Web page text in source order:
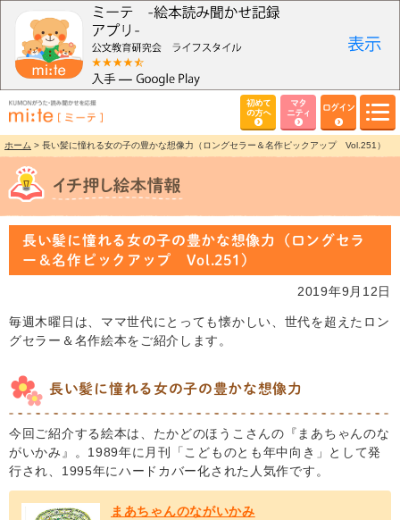
初めて
の方へ
マタ
ニティ
ログイン
ホーム > 長い髪に憧れる女の子の豊かな想像力（ロングセラー＆名作ピックアップ Vol.251）
長い髪に憧れる女の子の豊かな想像力（ロングセラ
ー＆名作ピックアップ Vol.251）
2019年9月12日
毎週木曜日は、ママ世代にとっても懐かしい、世代を超えたロン
グセラー＆名作絵本をご紹介します。
長い髪に憧れる女の子の豊かな想像力
今回ご紹介する絵本は、たかどのほうこさんの『まあちゃんのな
がいかみ』。1989年に月刊「こどものとも年中向き」として発
行され、1995年にハードカバー化された人気作です。
まあちゃんのながいかみ